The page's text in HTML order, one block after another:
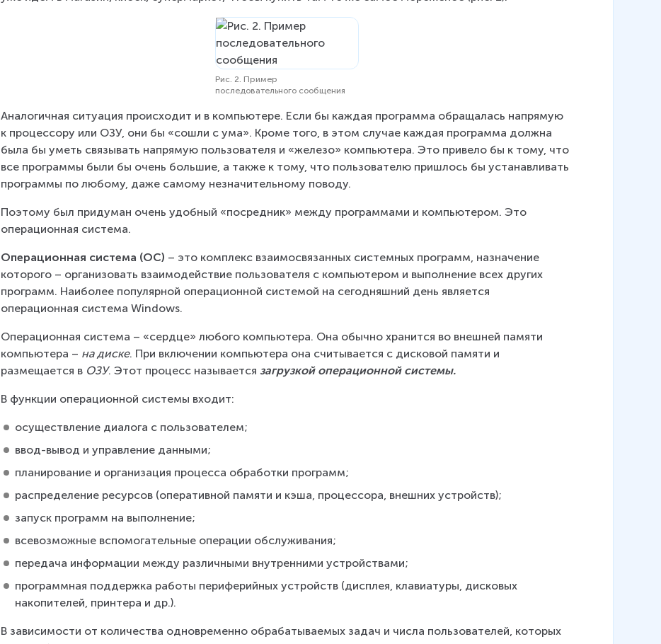
Рис. 2. Пример
последовательного сообщения
Аналогичная ситуация происходит и в компьютере. Если бы каждая программа обращалась напрямую
к процессору или ОЗУ, они бы «сошли с ума». Кроме того, в этом случае каждая программа должна
была бы уметь связывать напрямую пользователя и «железо» компьютера. Это привело бы к тому, что
все программы были бы очень большие, а также к тому, что пользователю пришлось бы устанавливать
программы по любому, даже самому незначительному поводу.
Поэтому был придуман очень удобный «посредник» между программами и компьютером. Это
операционная система.
Операционная система (ОС) – это комплекс взаимосвязанных системных программ, назначение
которого – организовать взаимодействие пользователя с компьютером и выполнение всех других
программ. Наиболее популярной операционной системой на сегодняшний день является
операционная система Windows.
Операционная система – «сердце» любого компьютера. Она обычно хранится во внешней памяти
компьютера – на диске. При включении компьютера она считывается с дисковой памяти и
размещается в ОЗУ. Этот процесс называется загрузкой операционной системы.
В функции операционной системы входит:
осуществление диалога с пользователем;
ввод-вывод и управление данными;
планирование и организация процесса обработки программ;
распределение ресурсов (оперативной памяти и кэша, процессора, внешних устройств);
запуск программ на выполнение;
всевозможные вспомогательные операции обслуживания;
передача информации между различными внутренними устройствами;
программная поддержка работы периферийных устройств (дисплея, клавиатуры, дисковых
накопителей, принтера и др.).
В зависимости от количества одновременно обрабатываемых задач и числа пользователей, которых